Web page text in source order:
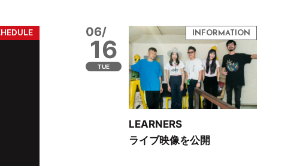
06/
16
TUE
LEARNERS
ライブ映像を公開